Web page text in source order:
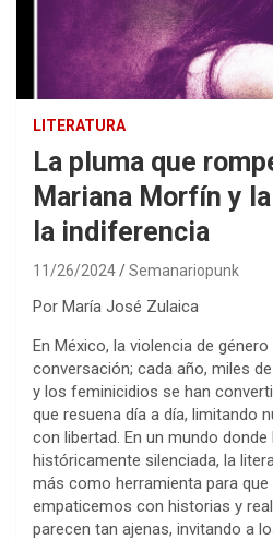
LITERATURA
La pluma que
Mariana Morfín y
la indiferencia
11/26/2024 Semanariopunk
Por María José Zulaica
En México, la violencia de
conversación; cada año, miles
y los feminicidios se han
que resuena día a día, limitando
con libertad. En un mundo
históricamente silenciada, la
más como herramienta para
empaticemos con historias y
parecen tan ajenas, invitando a